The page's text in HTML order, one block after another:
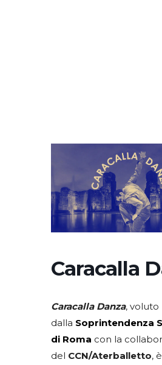
Caracalla
Caracalla Danza, voluto
dalla Soprintendenza
di Roma con la
del CCN/Aterballetto,